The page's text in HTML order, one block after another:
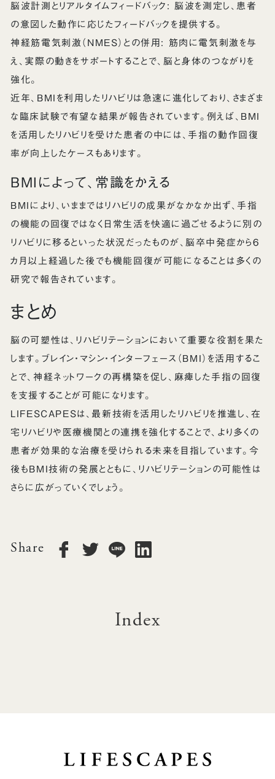
脳波計測とリアルタイムフィードバック: 脳波を測定し、患者
の意図した動作に応じたフィードバックを提供する。
神経筋電気刺激（NMES）との併用: 筋肉に電気刺激を与
え、実際の動きをサポートすることで、脳と身体のつながりを
強化。
近年、BMIを利用したリハビリは急速に進化しており、さまざま
な臨床試験で有望な結果が報告されています。例えば、BMI
を活用したリハビリを受けた患者の中には、手指の動作回復
率が向上したケースもあります。
BMIによって、常識をかえる
BMIにより、いままではリハビリの成果がなかなか出ず、手指
の機能の回復ではなく日常生活を快適に過ごせるように別の
リハビリに移るといった状況だったものが、脳卒中発症から6
カ月以上経過した後でも機能回復が可能になることは多くの
研究で報告されています。
まとめ
脳の可塑性は、リハビリテーションにおいて重要な役割を果た
します。ブレイン・マシン・インターフェース（BMI）を活用するこ
とで、神経ネットワークの再構築を促し、麻痺した手指の回復
を支援することが可能になります。
LIFESCAPESは、最新技術を活用したリハビリを推進し、在
宅リハビリや医療機関との連携を強化することで、より多くの
患者が効果的な治療を受けられる未来を目指しています。今
後もBMI技術の発展とともに、リハビリテーションの可能性は
さらに広がっていくでしょう。
Share
Index